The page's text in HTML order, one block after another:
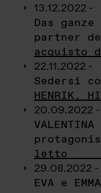
13.12.2022 -
Das
partner
acquisto
22.11.2022 -
Sedersi
HENRIK,
20.09.2022 -
letto
29.08.2022 -
EVA e